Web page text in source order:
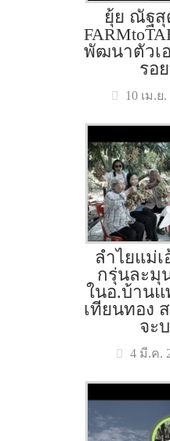
ยุ้ย ณัฐ
พัฒนาตัวเ
รอ
10 เม.ย.
ลำไยแม่
กรุ่นละมุ
ในอ.บ้านแ
เทียนทอง
จะ
4 มี.ค.